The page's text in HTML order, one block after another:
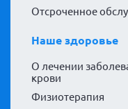
Отсроченное
Наше здоровье
О лечении
крови
Физиотерапия